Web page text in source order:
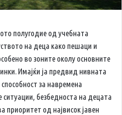
полугодие од учебната
на деца како пешаци и
во зоните околу основните
Имајќи ја предвид нивната
за навремена
ситуации, безбедноста на децата
приоритет од највисок јавен